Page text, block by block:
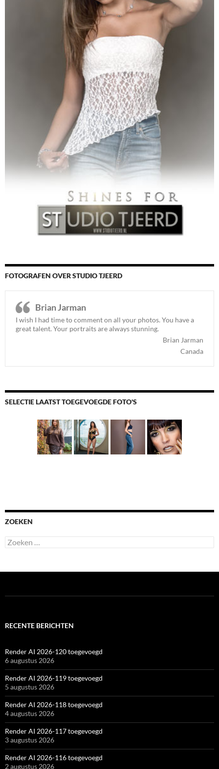
FOTOGRAFEN OVER STUDIO TJEERD
Brian Jarman
I wish I had time to comment on all your photos. You have a
great talent. Your portraits are always stunning.
Brian Jarman
Canada
SELECTIE LAATST TOEGEVOEGDE FOTO'S
ZOEKEN
Zoeken
naar:
RECENTE BERICHTEN
Render AI 2026-120 toegevoegd
6 augustus 2026
Render AI 2026-119 toegevoegd
5 augustus 2026
Render AI 2026-118 toegevoegd
4 augustus 2026
Render AI 2026-117 toegevoegd
3 augustus 2026
Render AI 2026-116 toegevoegd
2 augustus 2026